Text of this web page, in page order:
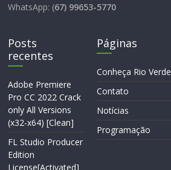
WhatsApp: (67) 99653-5770
Posts
recentes
Adobe Premiere
Pro CC 2022 Crack
only All Versions
(x32-x64) [Clean]
FL Studio Producer
Edition
License[Activated]
Páginas
Conheça Rio Verde
Contato
Notícias
Programação